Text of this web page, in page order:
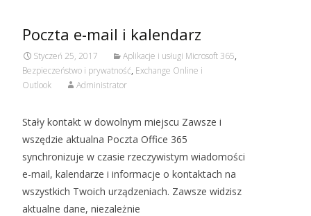
Poczta e-mail i kalendarz
Styczeń 25, 2017 Aplikacje i usługi Microsoft 365,
Bezpieczeństwo i prywatność, Exchange Online i
Outlook
Administrator
Stały kontakt w dowolnym miejscu Zawsze i
wszędzie aktualna Poczta Office 365
synchronizuje w czasie rzeczywistym wiadomości
e-mail, kalendarze i informacje o kontaktach na
wszystkich Twoich urządzeniach. Zawsze widzisz
aktualne dane, niezależnie